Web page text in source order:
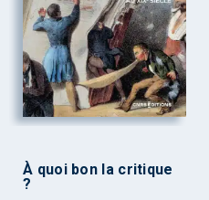
À quoi bon la critique
?